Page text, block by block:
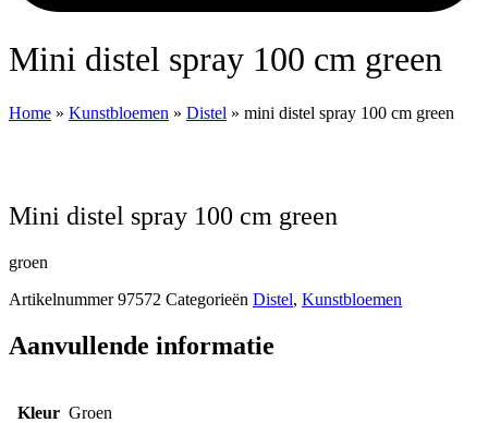
mini distel spray 100 cm green
Home » Kunstbloemen » Distel » mini distel spray 100 cm green
mini distel spray 100 cm green
groen
Artikelnummer97572 Categorieën Distel, Kunstbloemen
Aanvullende informatie
Kleur Groen